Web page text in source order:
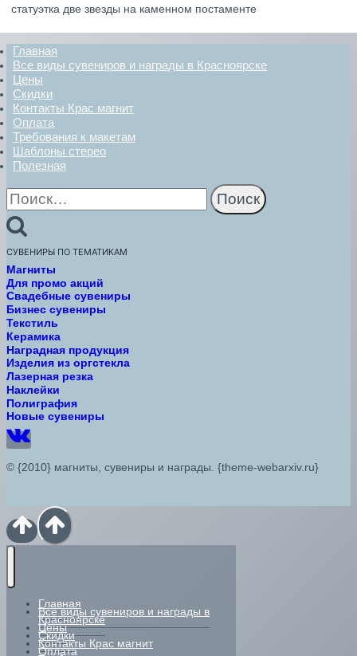
статуэтка две звезды на каменном постаменте
Главная
Все виды сувениров и награды в Красноярске
Цены
Скидки
Контакты Крас магнит
Оплата
Требования к макетам
Шаблоны стерео
Полезная
Найти:
СУВЕНИРЫ ПО ТЕМАТИКАМ
Магниты
Для промо акций
Свадебные сувениры
Бизнес сувениры
Текстиль
Керамика
Наградная продукция
Изделия из оргстекла
Лазерная резка
Наклейки
Полиграфия
Новые сувениры
© {2010} магниты, сувениры и награды. {theme-webarxiv.ru}
Главная
Все виды сувениров и награды в
Красноярске
Цены
Скидки
Контакты Крас магнит
Оплата